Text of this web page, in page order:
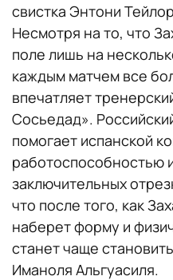
свистка Энтони
Несмотря на то, что
поле лишь на
каждым матчем все
впечатляет
Сосьедад».
помогает испанской
работоспособностью
заключительных
что после того, как
наберет форму и
станет чаще
Иманоля Альгуасиля.